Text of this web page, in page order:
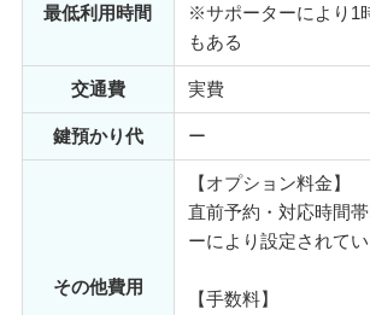
最低利用時間
※サポーターにより1
もある
交通費 実費
鍵預かり代 ー
その他費用
【オプション料金】
直前予約・対応時間
ーにより設定されて
【手数料】